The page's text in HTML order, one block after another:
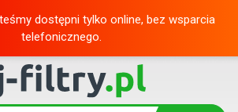
dostępni tylko online, bez wsparcia
telefonicznego.